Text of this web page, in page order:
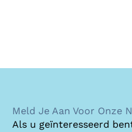
Meld Je Aan Voor Onze
Als u geïnteresseerd